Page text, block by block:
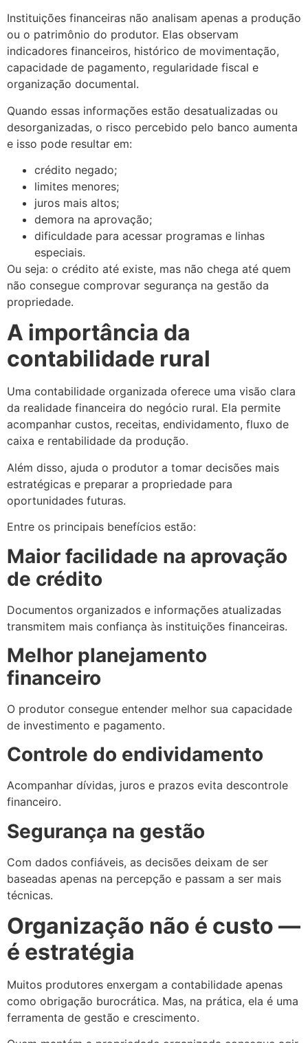
Instituições financeiras não analisam apenas a produção
ou o patrimônio do produtor. Elas observam
indicadores financeiros, histórico de movimentação,
capacidade de pagamento, regularidade fiscal e
organização documental.
Quando essas informações estão desatualizadas ou
desorganizadas, o risco percebido pelo banco aumenta
e isso pode resultar em:
crédito negado;
limites menores;
juros mais altos;
demora na aprovação;
dificuldade para acessar programas e linhas
especiais.
Ou seja: o crédito até existe, mas não chega até quem
não consegue comprovar segurança na gestão da
propriedade.
A importância da
contabilidade rural
Uma contabilidade organizada oferece uma visão clara
da realidade financeira do negócio rural. Ela permite
acompanhar custos, receitas, endividamento, fluxo de
caixa e rentabilidade da produção.
Além disso, ajuda o produtor a tomar decisões mais
estratégicas e preparar a propriedade para
oportunidades futuras.
Entre os principais benefícios estão:
Maior facilidade na aprovação
de crédito
Documentos organizados e informações atualizadas
transmitem mais confiança às instituições financeiras.
Melhor planejamento
financeiro
O produtor consegue entender melhor sua capacidade
de investimento e pagamento.
Controle do endividamento
Acompanhar dívidas, juros e prazos evita descontrole
financeiro.
Segurança na gestão
Com dados confiáveis, as decisões deixam de ser
baseadas apenas na percepção e passam a ser mais
técnicas.
Organização não é custo —
é estratégia
Muitos produtores enxergam a contabilidade apenas
como obrigação burocrática. Mas, na prática, ela é uma
ferramenta de gestão e crescimento.